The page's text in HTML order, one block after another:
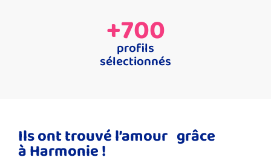
profils
sélectionnés
+700
Ils ont trouvé l’amour grâce
à Harmonie !